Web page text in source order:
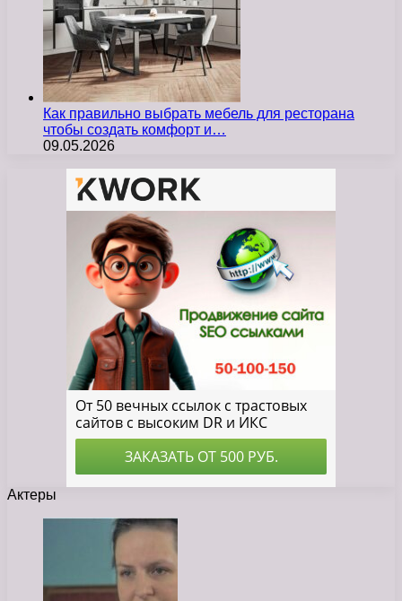
Как правильно выбрать мебель для ресторана
чтобы создать комфорт и…
09.05.2026
Актеры